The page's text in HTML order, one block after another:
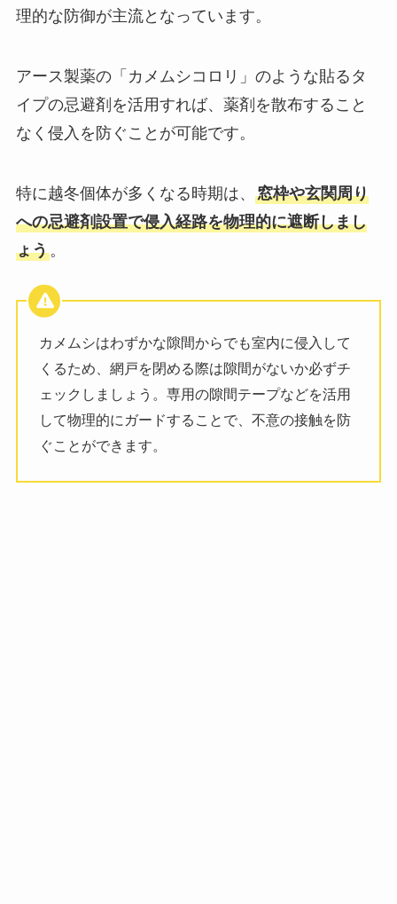
理的な防御が主流となっています。
アース製薬の「カメムシコロリ」のような貼るタ
イプの忌避剤を活用すれば、薬剤を散布すること
なく侵入を防ぐことが可能です。
特に越冬個体が多くなる時期は、 窓枠や玄関周り
への忌避剤設置で侵入経路を物理的に遮断しまし
ょう。
カメムシはわずかな隙間からでも室内に侵入して
くるため、網戸を閉める際は隙間がないか必ずチ
ェックしましょう。専用の隙間テープなどを活用
して物理的にガードすることで、不意の接触を防
ぐことができます。